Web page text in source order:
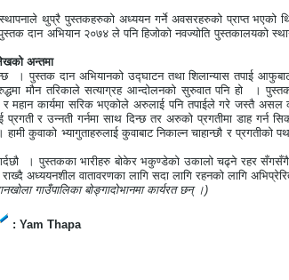
थुप्रै पुस्तकहरुको अध्ययन गर्ने अवसरहरुको प्राप्त भएको
दान अभियान २०७४ ले पनि हिजोको नवज्योति पुस्तकालयको
अन्तमा
। पुस्तक दान अभियानको उद्घाटन तथा शिलान्यास तपाई
मौन तरिकाले सत्याग्रह आन्दोलनको सुरुवात पनि हो
।
महान कार्यमा सरिक भएकोले अरुलाई पनि तपाईले गरे जस्तै असल
र उन्नती गर्नमा साथ दिन्छ तर अरुको प्रगतीमा डाह गर्न
। हामी कुवाको भ्यागुताहरुलाई कुवाबाट निकाल्न चाहान्छौ र
। पुस्तकका भारीहरु बोकेर भकुण्डेको उकालो चढ्ने रहर सँगसँगै
राख्दै अध्ययनशील वातावरणका लागि सदा लागि रहनको लागि
गाउँपालिका बोङ्गादोभानमा कार्यरत छन् ।)
: Yam Thapa